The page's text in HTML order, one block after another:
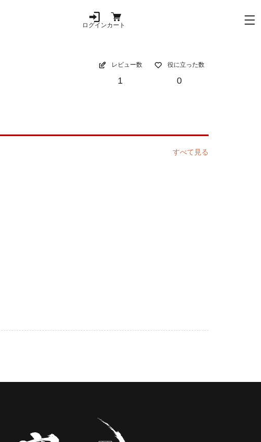
ログインカート
レビュー数
1
役に立った数
0
すべて見る